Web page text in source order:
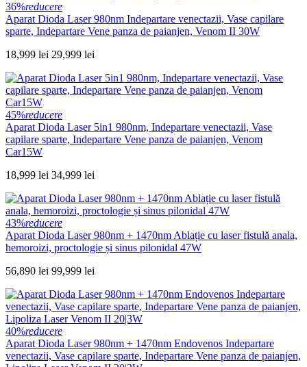
36%reducere
Aparat Dioda Laser 980nm Indepartare venectazii, Vase capilare
sparte, Indepartare Vene panza de paianjen, Venom II 30W
18,999 lei 29,999 lei
45%reducere
Aparat Dioda Laser 5in1 980nm, Indepartare venectazii, Vase
capilare sparte, Indepartare Vene panza de paianjen, Venom
Car15W
18,999 lei 34,999 lei
43%reducere
Aparat Dioda Laser 980nm + 1470nm Ablație cu laser fistulă anala,
hemoroizi, proctologie și sinus pilonidal 47W
56,890 lei 99,999 lei
40%reducere
Aparat Dioda Laser 980nm + 1470nm Endovenos Indepartare
venectazii, Vase capilare sparte, Indepartare Vene panza de paianjen,